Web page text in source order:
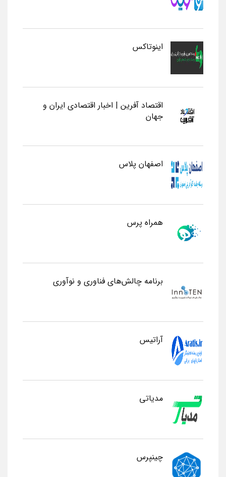
اینوتاکس
اقتصاد آفرین | اخبار اقتصادی ایران و
جهان
اصفهان پلاس
همراه پرس
برنامه چالش‌های فناوری و نوآوری
آراتیس
مدیاتی
چینپرس